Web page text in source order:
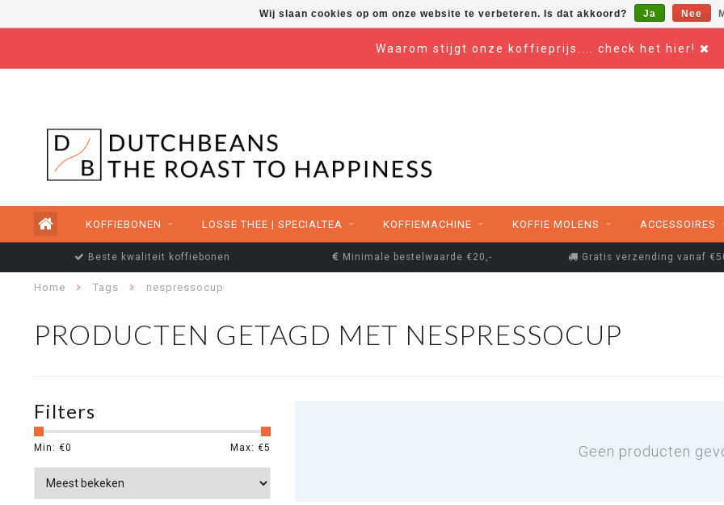
Waarom stijgt onze koffieprijs.... check het hier!
KOFFIEBONEN LOSSE THEE | SPECIALTEA KOFFIEMACHINE KOFFIE MOLENS ACCESSOIRES
Beste kwaliteit koffiebonen Minimale bestelwaarde €20,- Gratis verzending vanaf
Home Tags nespressocup
PRODUCTEN GETAGD MET NESPRESSOCUP
Filters
Min: €0 Max: €5 Geen producten
Wij slaan cookies op om onze website te verbeteren. Is dat akkoord? Ja Nee